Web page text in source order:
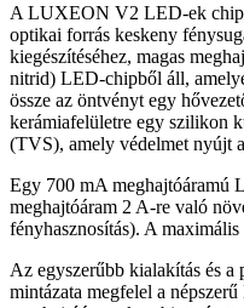
A LUXEON V2 LED-ek
optikai forrás keskeny
kiegészítéséhez, magas
nitrid) LED-chipből áll,
össze az öntvényt egy
kerámiafelületre egy szilikon
(TVS), amely védelmet nyújt
Egy 700 mA meghajtóáramú
meghajtóáram 2 A-re való
fényhasznosítás). A
Az egyszerűbb kialakítás és a
mintázata megfelel a